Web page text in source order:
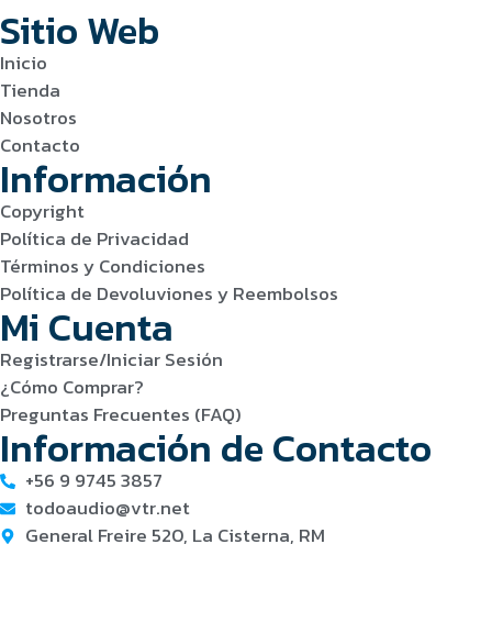
Sitio Web
Inicio
Tienda
Nosotros
Contacto
Información
Copyright
Política de Privacidad
Términos y Condiciones
Política de Devoluviones y Reembolsos
Mi Cuenta
Registrarse/Iniciar Sesión
¿Cómo Comprar?
Preguntas Frecuentes (FAQ)
Información de Contacto
+56 9 9745 3857
todoaudio@vtr.net
General Freire 520, La Cisterna, RM